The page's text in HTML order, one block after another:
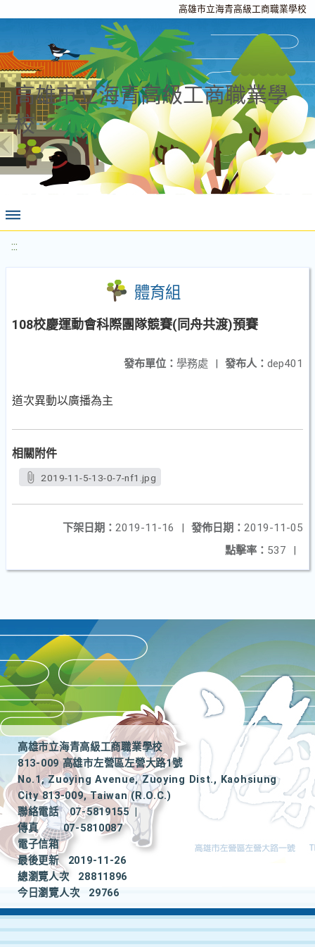
高雄市立海青高級工商職業學校
高雄市立海青高級工商職業學
校
:::
體育組
108校慶運動會科際團隊競賽(同舟共渡)預賽
發布人： dep401
發布單位： 學務處 |
道次異動以廣播為主
相關附件
2019-11-5-13-0-7-nf1.jpg
發佈日期： 2019-11-05
下架日期： 2019-11-16
|
點擊率： 537 |
高雄市立海青高級工商職業學校
813-009 高雄市左營區左營大路1號
No.1, Zuoying Avenue, Zuoying Dist., Kaohsiung
City 813-009, Taiwan (R.O.C.)
聯絡電話
07-5819155
|
傳真
07-5810087
電子信箱
最後更新
2019-11-26
總瀏覽人次
28811896
今日瀏覽人次
29766